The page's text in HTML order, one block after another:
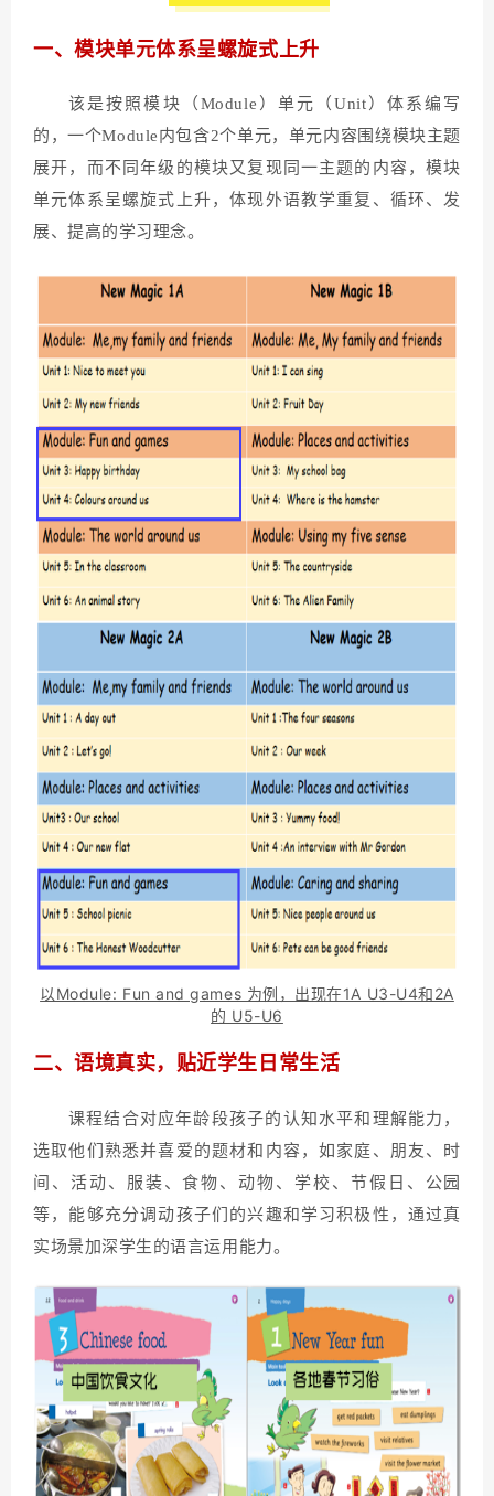
一、模块单元体系呈螺旋式上升
该是按照模块（Module）单元（Unit）体系编写
的，一个Module内包含2个单元，单元内容围绕模块主题
展开，而不同年级的模块又复现同一主题的内容，模块
单元体系呈螺旋式上升，体现外语教学重复、循环、发
展、提高的学习理念。
以Module: Fun and games 为例，出现在1A U3-U4和2A
的 U5-U6
二、语境真实，贴近学生日常生活
课程结合对应年龄段孩子的认知水平和理解能力，
选取他们熟悉并喜爱的题材和内容，如家庭、朋友、时
间、活动、服装、食物、动物、学校、节假日、公园
等，能够充分调动孩子们的兴趣和学习积极性，通过真
实场景加深学生的语言运用能力。